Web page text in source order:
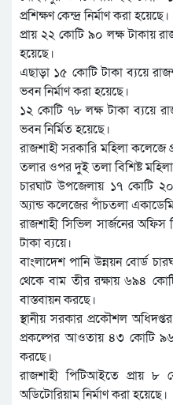
প্রশিক্ষণ কেন্দ্র নির্মাণ করা হয়েছে।
প্রায় ২২ কোটি ৯০ লক্ষ টাকায়
হয়েছে।
এছাড়া ১৫ কোটি টাকা ব্যয়ে
ভবন নির্মাণ করা হয়েছে।
১২ কোটি ৭৮ লক্ষ টাকা ব্যয়ে
ভবন নির্মিত হয়েছে।
রাজশাহী সরকারি মহিলা কলেজে
তলার ওপর দুই তলা বিশিষ্ট
চারঘাট উপজেলায় ১৭ কোটি
অ্যান্ড কলেজের পাঁচতলা
রাজশাহী সিভিল সার্জনের
টাকা ব্যয়ে।
বাংলাদেশ পানি উন্নয়ন বোর্ড
থেকে বাম তীর রক্ষায় ৬৯৪
বাস্তবায়ন করছে।
স্থানীয় সরকার প্রকৌশল
প্রকল্পের আওতায় ৪৩ কোটি ৯৬
করছে।
রাজশাহী পিটিআইতে প্রায়
অডিটোরিয়াম নির্মাণ করা হয়েছে।